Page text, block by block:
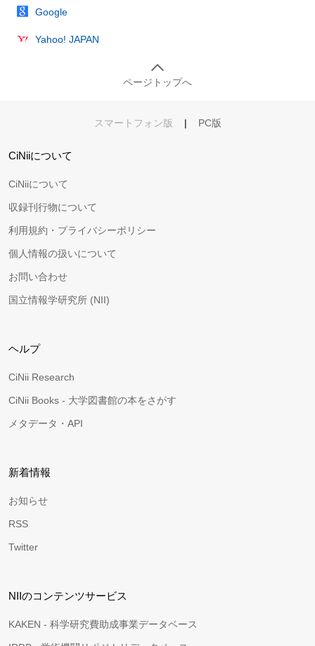
Google
Yahoo! JAPAN
ページトップへ
スマートフォン版 | PC版
CiNiiについて
CiNiiについて
収録刊行物について
利用規約・プライバシーポリシー
個人情報の扱いについて
お問い合わせ
国立情報学研究所 (NII)
ヘルプ
CiNii Research
CiNii Books - 大学図書館の本をさがす
メタデータ・API
新着情報
お知らせ
RSS
Twitter
NIIのコンテンツサービス
KAKEN - 科学研究費助成事業データベース